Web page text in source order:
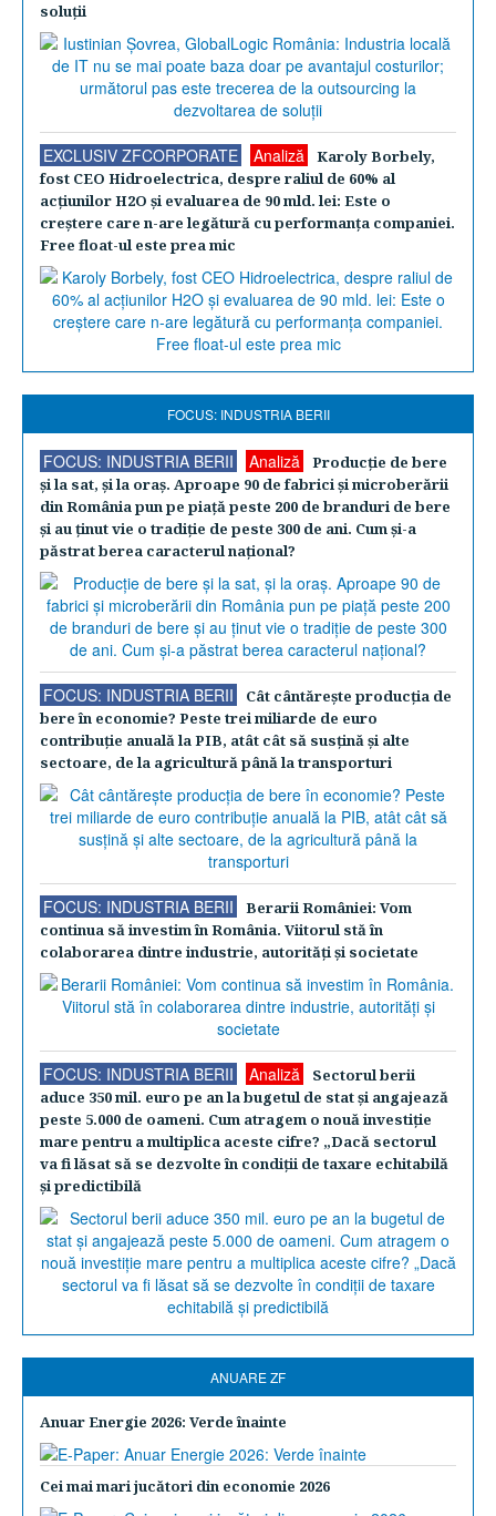
soluţii
EXCLUSIV ZFCORPORATE Analiză
Karoly Borbely,
fost CEO Hidroelectrica, despre raliul de 60% al
acţiunilor H2O şi evaluarea de 90 mld. lei: Este o
creştere care n-are legătură cu performanţa companiei.
Free float-ul este prea mic
FOCUS: INDUSTRIA BERII
FOCUS: INDUSTRIA BERII Analiză
Producţie de bere
şi la sat, şi la oraş. Aproape 90 de fabrici şi microberării
din România pun pe piaţă peste 200 de branduri de bere
şi au ţinut vie o tradiţie de peste 300 de ani. Cum şi-a
păstrat berea caracterul naţional?
FOCUS: INDUSTRIA BERII
Cât cântăreşte producţia de
bere în economie? Peste trei miliarde de euro
contribuţie anuală la PIB, atât cât să susţină şi alte
sectoare, de la agricultură până la transporturi
FOCUS: INDUSTRIA BERII
Berarii României: Vom
continua să investim în România. Viitorul stă în
colaborarea dintre industrie, autorităţi şi societate
FOCUS: INDUSTRIA BERII Analiză
Sectorul berii
aduce 350 mil. euro pe an la bugetul de stat şi angajează
peste 5.000 de oameni. Cum atragem o nouă investiţie
mare pentru a multiplica aceste cifre? „Dacă sectorul
va fi lăsat să se dezvolte în condiţii de taxare echitabilă
şi predictibilă
ANUARE ZF
Anuar Energie 2026: Verde înainte
Cei mai mari jucători din economie 2026